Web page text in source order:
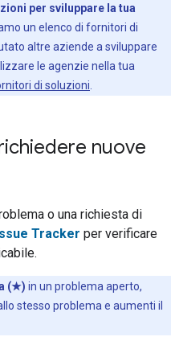
per sviluppare la tua
un elenco di fornitori di
altre aziende a sviluppare
le agenzie nella tua
di soluzioni
nuove
o una richiesta di
Tracker per verificare
(★) in un problema aperto,
stesso problema e aumenti il